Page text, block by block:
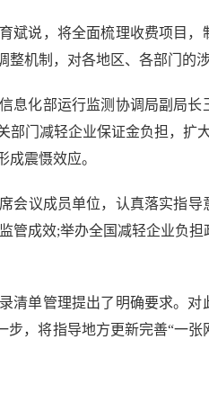
说，将全面梳理收费项目，
机制，对各地区、各部门的
化部运行监测协调局副局长
门减轻企业保证金负担，
震慑效应。
议成员单位，认真落实指导
管成效;举办全国减轻企业负
单管理提出了明确要求。对
，将指导地方更新完善“一